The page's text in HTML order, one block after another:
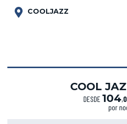
COOLJAZZ
COOL
DESDE 104,
por